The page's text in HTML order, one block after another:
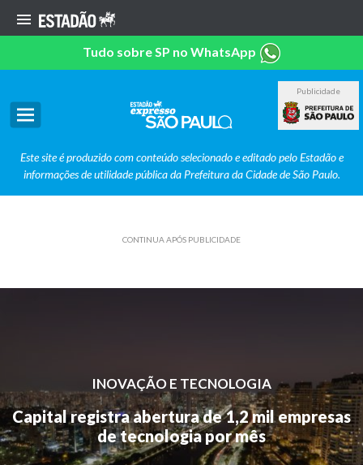
Tudo sobre SP no WhatsApp
Publicidade
Este site é produzido com conteúdo selecionado e editado pelo Estadão e
informações de utilidade pública da Prefeitura da Cidade de São Paulo.
CONTINUA APÓS PUBLICIDADE
INOVAÇÃO E TECNOLOGIA
Capital registra abertura de 1,2 mil empresas
de tecnologia por mês